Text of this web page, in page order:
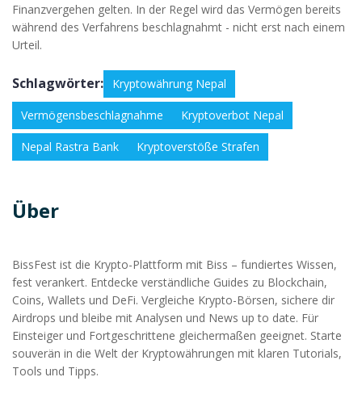
Finanzvergehen gelten. In der Regel wird das Vermögen bereits
während des Verfahrens beschlagnahmt - nicht erst nach einem
Urteil.
Schlagwörter: Kryptowährung Nepal
Vermögensbeschlagnahme Kryptoverbot Nepal
Nepal Rastra Bank Kryptoverstöße Strafen
Über
BissFest ist die Krypto-Plattform mit Biss – fundiertes Wissen,
fest verankert. Entdecke verständliche Guides zu Blockchain,
Coins, Wallets und DeFi. Vergleiche Krypto-Börsen, sichere dir
Airdrops und bleibe mit Analysen und News up to date. Für
Einsteiger und Fortgeschrittene gleichermaßen geeignet. Starte
souverän in die Welt der Kryptowährungen mit klaren Tutorials,
Tools und Tipps.